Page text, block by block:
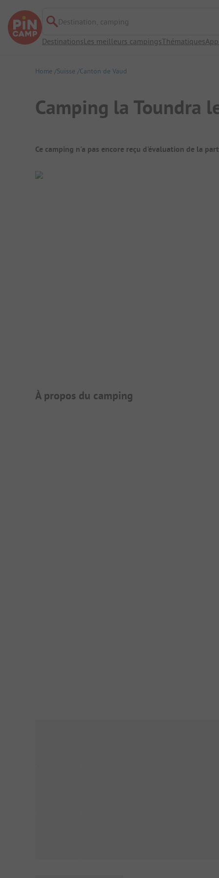
Destination, camping
DestinationsLes meilleurs campingsThématiquesApp
Home Suisse Canton de Vaud
Camping la Toundra
Aperçu du camping
Ce camping n'a pas encore reçu d'évaluation de la
Présentation du camping
À propos du camping